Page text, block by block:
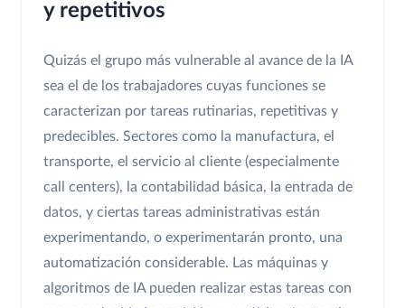
y repetitivos
Quizás el grupo más vulnerable al avance de la IA
sea el de los trabajadores cuyas funciones se
caracterizan por tareas rutinarias, repetitivas y
predecibles. Sectores como la manufactura, el
transporte, el servicio al cliente (especialmente
call centers), la contabilidad básica, la entrada de
datos, y ciertas tareas administrativas están
experimentando, o experimentarán pronto, una
automatización considerable. Las máquinas y
algoritmos de IA pueden realizar estas tareas con